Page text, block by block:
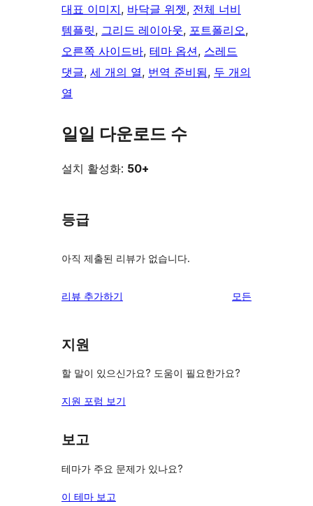
대표 이미지, 바닥글 위젯, 전체 너비
템플릿, 그리드 레이아웃, 포트폴리오
오른쪽 사이드바, 테마 옵션, 스레드
댓글, 세 개의 열, 번역 준비됨, 두 개의
열
일일 다운로드 수
설치 활성화: 50+
등급
아직 제출된 리뷰가 없습니다.
리뷰 추가하기 모든
지원
할 말이 있으신가요? 도움이 필요한가요?
지원 포럼 보기
보고
테마가 주요 문제가 있나요?
이 테마 보고